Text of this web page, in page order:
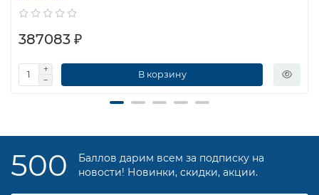
387083 ₽
В корзину
500
Баллов дарим всем за подписку на
новости! Новинки, скидки, акции.